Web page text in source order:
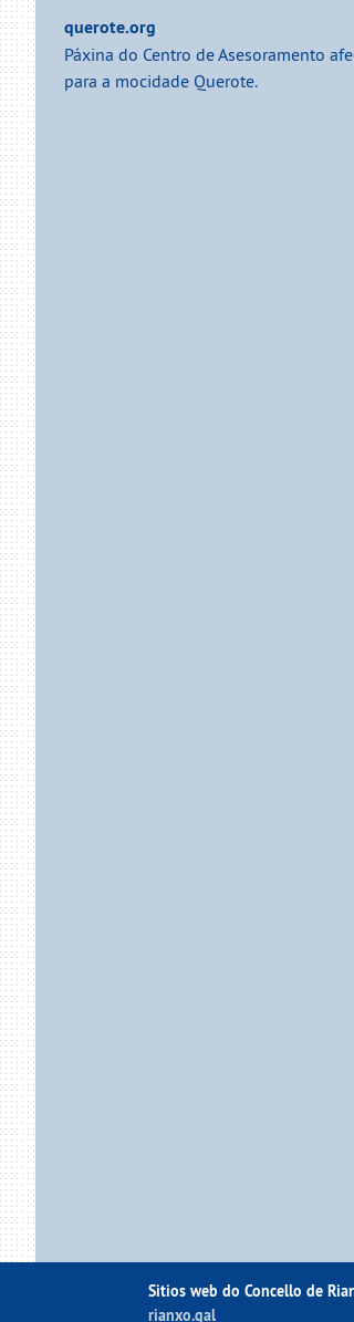
querote.org
Páxina do Centro de Asesoramento
para a mocidade Querote.
Sitios web do Concello de
rianxo.gal